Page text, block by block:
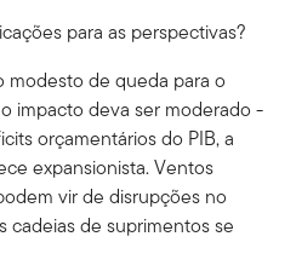
para as perspectivas?
modesto de queda para o
impacto deva ser moderado -
orçamentários do PIB, a
expansionista. Ventos
vir de disrupções no
cadeias de suprimentos se